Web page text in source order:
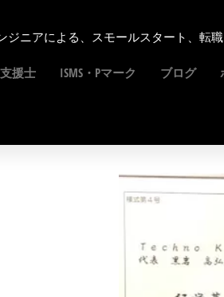
ジニアによる、スモールスタート、転
援士 ISMS・Pマーク ブログ